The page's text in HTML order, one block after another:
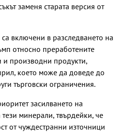
заменя старата версия от
включени в разследването на
относно преработените
и производни продукти,
което може да доведе до
търговски ограничения.
засилването на
минерали, твърдейки, че
от чуждестранни източници